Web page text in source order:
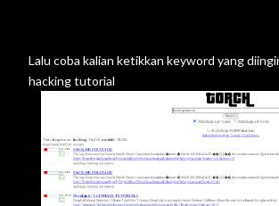
Lalu coba kalian ketikkan keyword yang
hacking tutorial